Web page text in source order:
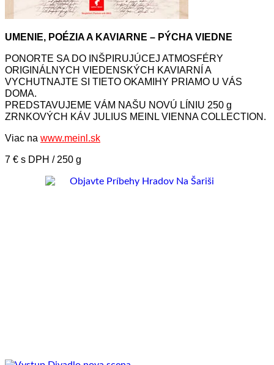
UMENIE, POÉZIA A KAVIARNE – PÝCHA VIEDNE
PONORTE SA DO INŠPIRUJÚCEJ ATMOSFÉRY
ORIGINÁLNYCH VIEDENSKÝCH KAVIARNÍ A
VYCHUTNAJTE SI TIETO OKAMIHY PRIAMO U VÁS
DOMA.
PREDSTAVUJEME VÁM NAŠU NOVÚ LÍNIU 250 g
ZRNKOVÝCH KÁV JULIUS MEINL VIENNA COLLECTION.
Viac na www.meinl.sk
7 € s DPH / 250 g